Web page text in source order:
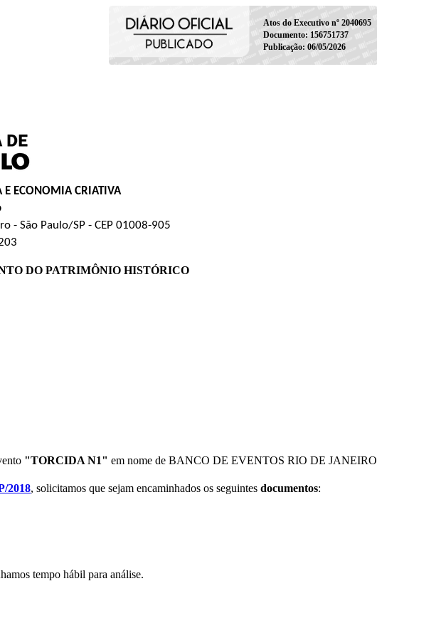
Atos do Executivo nº 2040695
Documento: 156751737
Publicação: 06/05/2026
E ECONOMIA CRIATIVA
- São Paulo/SP - CEP 01008-905
DO PATRIMÔNIO HISTÓRICO
"TORCIDA N1"em nome de BANCO DE EVENTOS RIO DE JANEIRO
2018, solicitamos que sejam encaminhados os seguintesdocumentos:
tempo hábil para análise.